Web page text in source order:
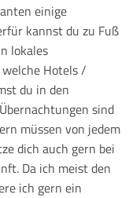
einige
kannst du zu Fuß
lokales
Hotels /
du in den
sind
müssen von jedem
dich auch gern bei
Da ich meist den
ich gern ein